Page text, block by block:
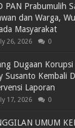
PAN Prabumulih
dan Warga,
Masyarakat
26, 2026 0
Dugaan
Susanto Kembali
Laporan
17, 2026 0
UMUM